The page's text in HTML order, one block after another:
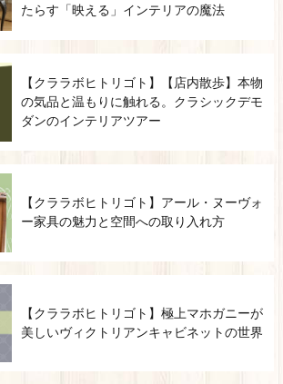
たらす「映える」インテリアの魔法
【クララボヒトリゴト】【店内散歩】本物
の気品と温もりに触れる。クラシックデモ
ダンのインテリアツアー
【クララボヒトリゴト】アール・ヌーヴォ
ー家具の魅力と空間への取り入れ方
【クララボヒトリゴト】極上マホガニーが
美しいヴィクトリアンキャビネットの世界